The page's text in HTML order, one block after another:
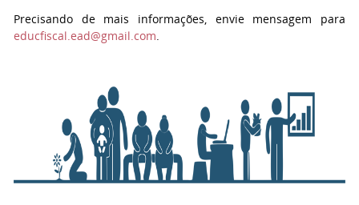
Precisando de mais informações, envie mensagem para
educfiscal.ead@gmail.com